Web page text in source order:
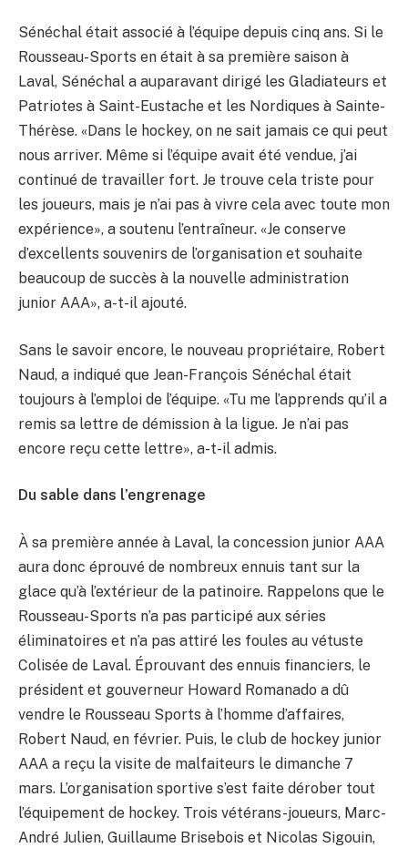
Sénéchal était associé à l’équipe depuis cinq ans. Si le
Rousseau-Sports en était à sa première saison à
Laval, Sénéchal a auparavant dirigé les Gladiateurs et
Patriotes à Saint-Eustache et les Nordiques à Sainte-
Thérèse. «Dans le hockey, on ne sait jamais ce qui peut
nous arriver. Même si l’équipe avait été vendue, j’ai
continué de travailler fort. Je trouve cela triste pour
les joueurs, mais je n’ai pas à vivre cela avec toute mon
expérience», a soutenu l’entraîneur. «Je conserve
d’excellents souvenirs de l’organisation et souhaite
beaucoup de succès à la nouvelle administration
junior AAA», a-t-il ajouté.
Sans le savoir encore, le nouveau propriétaire, Robert
Naud, a indiqué que Jean-François Sénéchal était
toujours à l’emploi de l’équipe. «Tu me l’apprends qu’il a
remis sa lettre de démission à la ligue. Je n’ai pas
encore reçu cette lettre», a-t-il admis.
Du sable dans l’engrenage
À sa première année à Laval, la concession junior AAA
aura donc éprouvé de nombreux ennuis tant sur la
glace qu’à l’extérieur de la patinoire. Rappelons que le
Rousseau-Sports n’a pas participé aux séries
éliminatoires et n’a pas attiré les foules au vétuste
Colisée de Laval. Éprouvant des ennuis financiers, le
président et gouverneur Howard Romanado a dû
vendre le Rousseau Sports à l’homme d’affaires,
Robert Naud, en février. Puis, le club de hockey junior
AAA a reçu la visite de malfaiteurs le dimanche 7
mars. L’organisation sportive s’est faite dérober tout
l’équipement de hockey. Trois vétérans-joueurs, Marc-
André Julien, Guillaume Brisebois et Nicolas Sigouin,